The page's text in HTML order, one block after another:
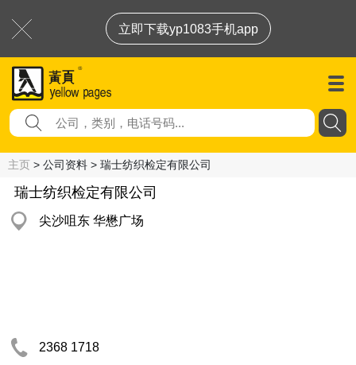
立即下载yp1083手机app
主页 > 公司资料 > 瑞士纺织检定有限公司
瑞士纺织检定有限公司
尖沙咀东 华懋广场
2368 1718